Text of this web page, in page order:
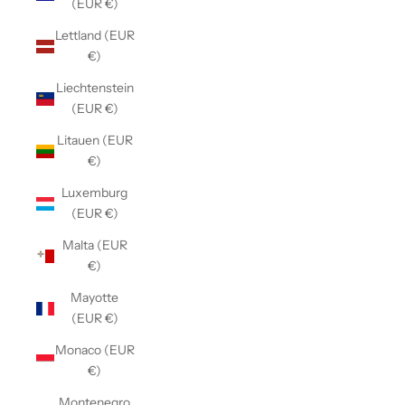
(EUR €)
Lettland (EUR
€)
Liechtenstein
(EUR €)
Litauen (EUR
€)
Luxemburg
(EUR €)
Malta (EUR
€)
Mayotte
(EUR €)
Monaco (EUR
€)